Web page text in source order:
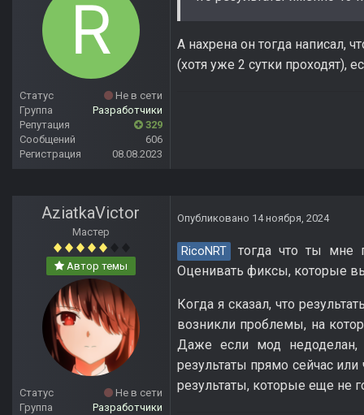
Статус
Не в сети
Группа
Разработчики
Репутация
329
Сообщений
606
Регистрация
08.08.2023
А нахрена он тогда написал,
(хотя уже 2 сутки проходят),
AziatkaVictor
Мастер
Автор темы
Статус
Не в сети
Группа
Разработчики
Опубликовано 14 ноября, 2024
RicoNRT
тогда что ты мне
Оценивать фиксы, которые
Когда я сказал, что
возникли проблемы, на
Даже если мод недоделан,
результаты прямо сейчас
результаты, которые еще не